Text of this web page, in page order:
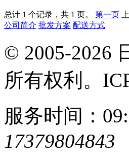
总计 1 个记录，共 1 页。 第一页
公司简介 批发方案 配送方式
© 2005-2026
所有权利。
服务时间：
17379804843